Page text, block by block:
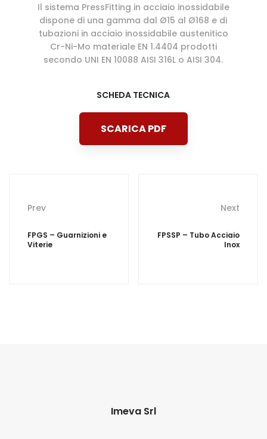
Il sistema PressFitting in acciaio inossidabile
dispone di una gamma dal Ø15 al Ø168 e di
tubazioni in acciaio inossidabile austenitico
Cr-Ni-Mo materiale EN 1.4404 prodotti
secondo UNI EN 10088 AISI 316L o AISI 304.
SCHEDA TECNICA
SCARICA PDF
navigation
Prev
FPGS – Guarnizioni e
Viterie
Next
FPSSP – Tubo Acciaio
Inox
Imeva Srl